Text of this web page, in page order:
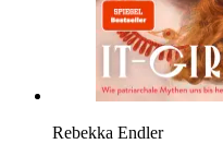
Rebekka Endler